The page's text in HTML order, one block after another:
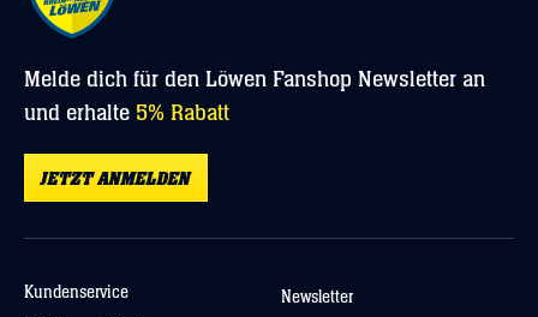
Melde dich für den Löwen Fanshop Newsletter an
und erhalte 5% Rabatt
JETZT ANMELDEN
Kundenservice
Newsletter